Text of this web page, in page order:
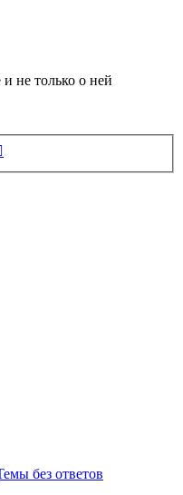
не только о ней
без ответов